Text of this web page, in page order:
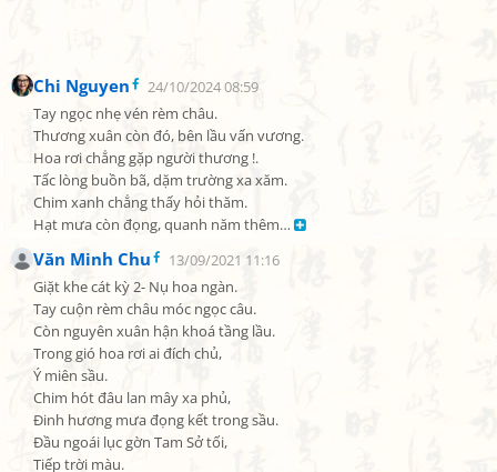
Chi Nguyen
24/10/2024 08:59
Tay ngọc nhẹ vén rèm châu.
Thương xuân còn đó, bên lầu vấn vương.
Hoa rơi chẳng gặp người thương !.
Tấc lòng buồn bã, dặm trường xa xăm.
Chim xanh chẳng thấy hỏi thăm.
Hạt mưa còn đọng, quanh năm thêm…
Văn Minh Chu
13/09/2021 11:16
Giặt khe cát kỳ 2- Nụ hoa ngàn.
Tay cuộn rèm châu móc ngọc câu.
Còn nguyên xuân hận khoá tầng lầu.
Trong gió hoa rơi ai đích chủ,
Ý miên sầu.
Chim hót đâu lan mây xa phủ,
Đinh hương mưa đọng kết trong sầu.
Đầu ngoái lục gờn Tam Sở tối,
Tiếp trời màu.